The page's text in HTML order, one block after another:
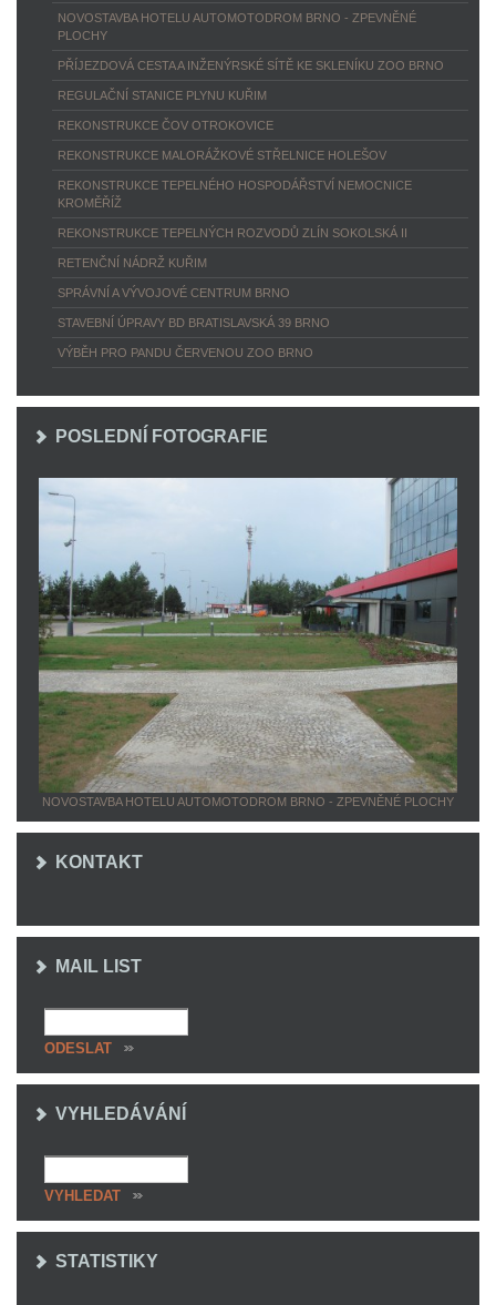
NOVOSTAVBA HOTELU AUTOMOTODROM BRNO - ZPEVNĚNÉ
PLOCHY
PŘÍJEZDOVÁ CESTA A INŽENÝRSKÉ SÍTĚ KE SKLENÍKU ZOO BRNO
REGULAČNÍ STANICE PLYNU KUŘIM
REKONSTRUKCE ČOV OTROKOVICE
REKONSTRUKCE MALORÁŽKOVÉ STŘELNICE HOLEŠOV
REKONSTRUKCE TEPELNÉHO HOSPODÁŘSTVÍ NEMOCNICE
KROMĚŘÍŽ
REKONSTRUKCE TEPELNÝCH ROZVODŮ ZLÍN SOKOLSKÁ II
RETENČNÍ NÁDRŽ KUŘIM
SPRÁVNÍ A VÝVOJOVÉ CENTRUM BRNO
STAVEBNÍ ÚPRAVY BD BRATISLAVSKÁ 39 BRNO
VÝBĚH PRO PANDU ČERVENOU ZOO BRNO
POSLEDNÍ FOTOGRAFIE
NOVOSTAVBA HOTELU AUTOMOTODROM BRNO - ZPEVNĚNÉ PLOCHY
KONTAKT
MAIL LIST
VYHLEDÁVÁNÍ
STATISTIKY